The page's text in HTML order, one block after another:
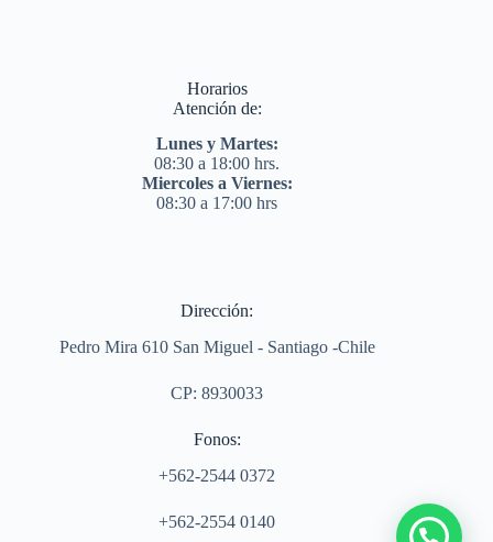
Horarios
Atención de:
Lunes y Martes:
08:30 a 18:00 hrs.
Miercoles a Viernes:
08:30 a 17:00 hrs
Dirección:
Pedro Mira 610 San Miguel - Santiago -Chile
CP: 8930033
Fonos:
+562-2544 0372
+562-2554 0140